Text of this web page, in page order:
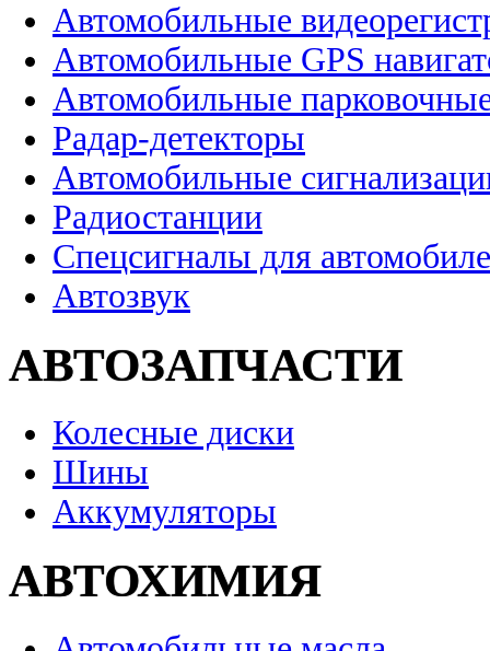
Автомобильные
Автомобильные GPS
Автомобильные
Радар-детекторы
Автомобильные
Радиостанции
Спецсигналы для
Автозвук
АВТОЗАПЧАСТИ
Колесные диски
Шины
Аккумуляторы
АВТОХИМИЯ